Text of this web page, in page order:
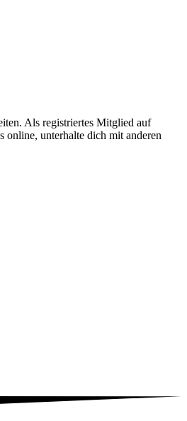
Als registriertes Mitglied auf
online, unterhalte dich mit anderen